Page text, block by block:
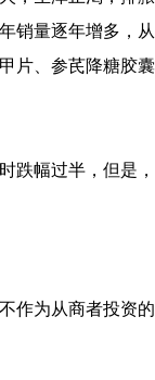
销量逐年增多，
片、参芪降糖胶
跌幅过半，但是
作为从商者投资